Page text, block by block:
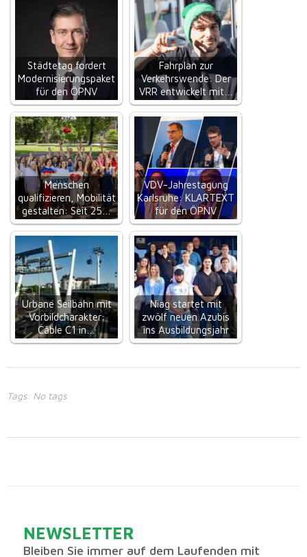
Städtetag fordert
Modernisierungspaket
für den ÖPNV
Fahrplan zur
Verkehrswende: Der
VRR entwickelt mit…
Menschen
qualifizieren, Mobilität
gestalten: Seit 25…
VDV-Jahrestagung
Karlsruhe: KLARTEXT
für den ÖPNV
Urbane Seilbahn mit
Vorbildcharakter:
Câble C1 in…
Niag startet mit
zwölf neuen Azubis
ins Ausbildungsjahr
Tags: No tags
NEWSLETTER
Bleiben Sie immer auf dem Laufenden mit